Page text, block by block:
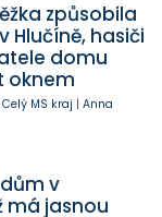
způsobila
Hlučíně, hasiči
domu
oknem
Celý MS kraj | Anna
v
má jasnou